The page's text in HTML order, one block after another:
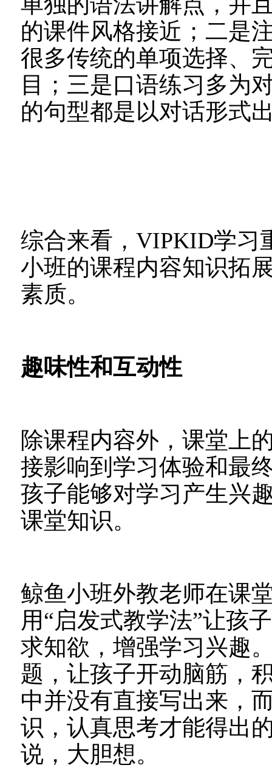
的课件风格接近；二是
很多传统的单项选择、
目；三是口语练习多为
的句型都是以对话形式
综合来看，VIPKID学习
小班的课程内容知识拓
素质。
趣味性和互动性
除课程内容外，课堂上
接影响到学习体验和最
孩子能够对学习产生兴
课堂知识。
鲸鱼小班外教老师在课
用“启发式教学法”让孩
求知欲，增强学习兴趣
题，让孩子开动脑筋，
中并没有直接写出来，
识，认真思考才能得出
说，大胆想。